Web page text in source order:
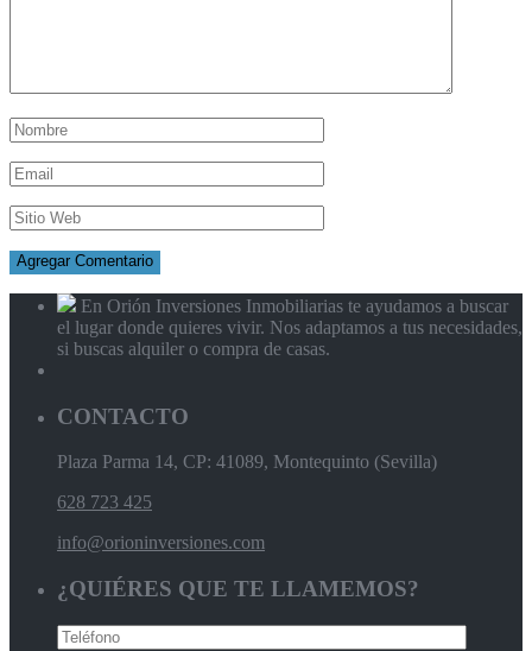
En Orión Inversiones Inmobiliarias te ayudamos a buscar
el lugar donde quieres vivir. Nos adaptamos a tus necesidades,
si buscas alquiler o compra de casas.
CONTACTO
Plaza Parma 14, CP: 41089, Montequinto (Sevilla)
628 723 425
info@orioninversiones.com
¿QUIÉRES QUE TE LLAMEMOS?